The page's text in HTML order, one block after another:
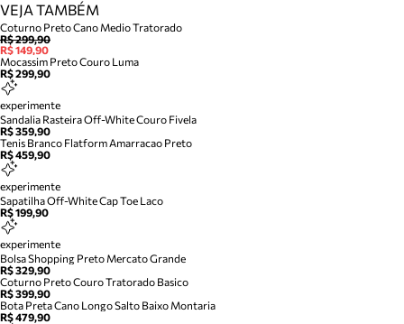
VEJA TAMBÉM
Coturno Preto Cano Medio Tratorado
R$ 299,90
R$ 149,90
Mocassim Preto Couro Luma
R$ 299,90
experimente
Sandalia Rasteira Off-White Couro Fivela
R$ 359,90
Tenis Branco Flatform Amarracao Preto
R$ 459,90
experimente
Sapatilha Off-White Cap Toe Laco
R$ 199,90
experimente
Bolsa Shopping Preto Mercato Grande
R$ 329,90
Coturno Preto Couro Tratorado Basico
R$ 399,90
Bota Preta Cano Longo Salto Baixo Montaria
R$ 479,90